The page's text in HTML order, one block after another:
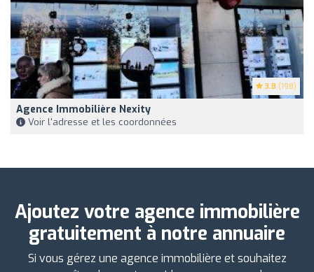
3.8 (198)
Agence Immobilière Nexity
Voir l'adresse et les coordonnées
Ajoutez votre agence immobilière
gratuitement à notre annuaire
Si vous gérez une agence immobilière et souhaitez